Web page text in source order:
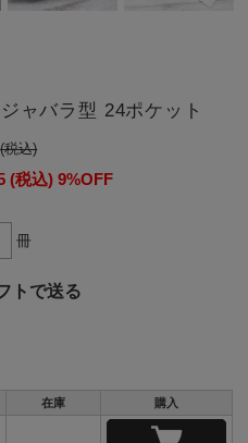
ャバラ型 24ポケット
(税込)
(税込) 9%OFF
冊
トで送る
在庫 購入